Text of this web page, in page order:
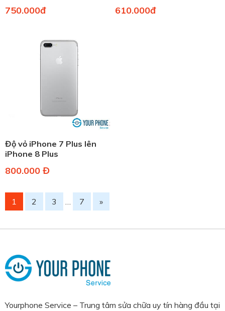
750.000đ 610.000đ
Độ vỏ iPhone 7 Plus lên
iPhone 8 Plus
800.000 Đ
1 2 3 … 7 »
Yourphone Service – Trung tâm sửa chữa uy tín hàng đầu tại